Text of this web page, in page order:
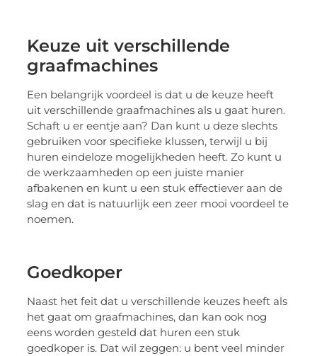
Keuze uit verschillende
graafmachines
Een belangrijk voordeel is dat u de keuze heeft
uit verschillende graafmachines als u gaat huren.
Schaft u er eentje aan? Dan kunt u deze slechts
gebruiken voor specifieke klussen, terwijl u bij
huren eindeloze mogelijkheden heeft. Zo kunt u
de werkzaamheden op een juiste manier
afbakenen en kunt u een stuk effectiever aan de
slag en dat is natuurlijk een zeer mooi voordeel te
noemen.
Goedkoper
Naast het feit dat u verschillende keuzes heeft als
het gaat om graafmachines, dan kan ook nog
eens worden gesteld dat huren een stuk
goedkoper is. Dat wil zeggen: u bent veel minder